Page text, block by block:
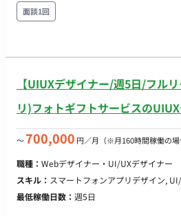
マーケティングテクノロジー領域の
す。 現在、SNSプラットフォーム向
ムを社内運用チーム向けにβリリー
スのブラッシュアップを進めながら
で、上流設計(デザイン)人員の強化と
ことで、開発サイクルを高速に回す
様連携から動作確認までを責任をも
スのデザイン業務全般を担当していた
設計を行うことで使いやすいプロダ
く、開発チームと密接に連携し、意思
面談1回
【UIUXデザイナー/週5日/フル
リ)フォトギフトサービスの
〜700,000 円／月 （※月160時間稼働の場
職種： Webデザイナー・UI/UXデザイナー
スキル： スマートフォンアプリデザイン,
最低稼働日数： 週5日